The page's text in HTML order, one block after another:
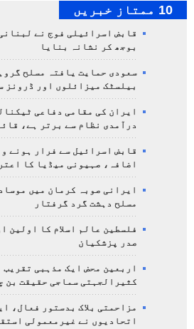
10 ممتاز خبریں
قابض اسرائیلی فوج نے
بوجھ کر نشانہ بنایا
سعودی حمایت یافتہ مسلح
بیلسٹک میزائلوں اور ڈرونز
ایران کی مقامی دفاعی
درآمدی نظام سے برتر ہے،
قابض اسرائیل سے فرار ہونے
اضافہ، صہیونی میڈیا کا
مسلح دہشت گرد گرفتار
فلسطین عالم اسلام کا اولین
صدر پزشکیان
اربعین محض ایک مذہبی
کثیرالجہتی سماجی حقیقت بن
مزاحمتی بلاک بدستور فعال،
اتحادیوں نے غیرمعمولی